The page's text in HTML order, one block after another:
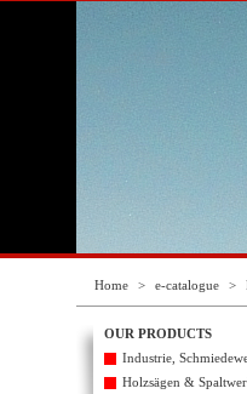
Home > e-catalogue >
OUR PRODUCTS
Industrie,
Holzsägen &